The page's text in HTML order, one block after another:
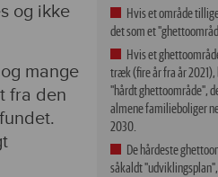
og ikke
mange
fra den
Hvis et område
det som et
Hvis et
træk (fire år fra år
"hårdt ghettoområde",
almene familieboliger
2030.
De hårdeste
såkaldt